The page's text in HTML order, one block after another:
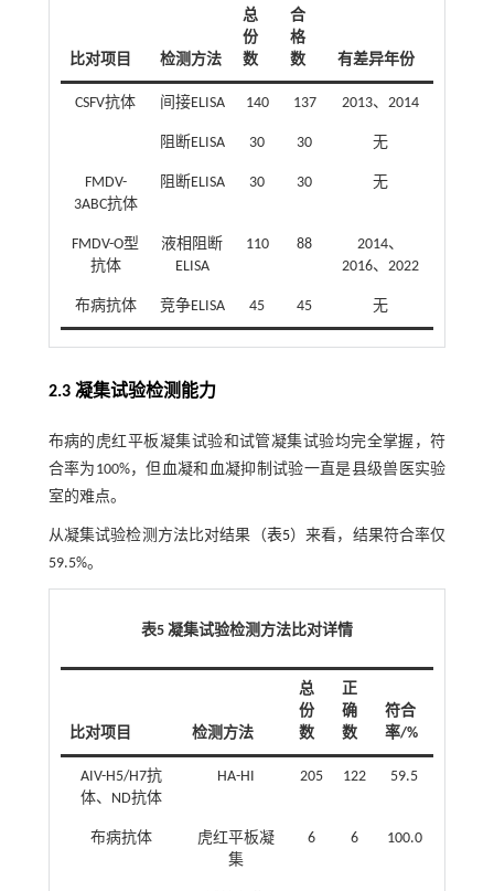
比对项目 检测方法
总
份
数
合
格
数
有差异年份
CSFV抗体 间接ELISA 140 137 2013、2014
阻断ELISA 30 30 无
FMDV-
3ABC抗体
阻断ELISA 30 30 无
FMDV-O型
抗体
液相阻断
ELISA
110 88
2014、
2016、2022
布病抗体 竞争ELISA 45 45 无
2.3 凝集试验检测能力
布病的虎红平板凝集试验和试管凝集试验均完全掌握，符
合率为100%，但血凝和血凝抑制试验一直是县级兽医实验
室的难点。
从凝集试验检测方法比对结果（表5）来看，结果符合率仅
59.5%。
表5 凝集试验检测方法比对详情
比对项目 检测方法
总
份
数
正
确
数
符合
率/%
AIV-H5/H7抗
体、ND抗体
HA-HI 205 122 59.5
布病抗体
虎红平板凝
集
6 6 100.0